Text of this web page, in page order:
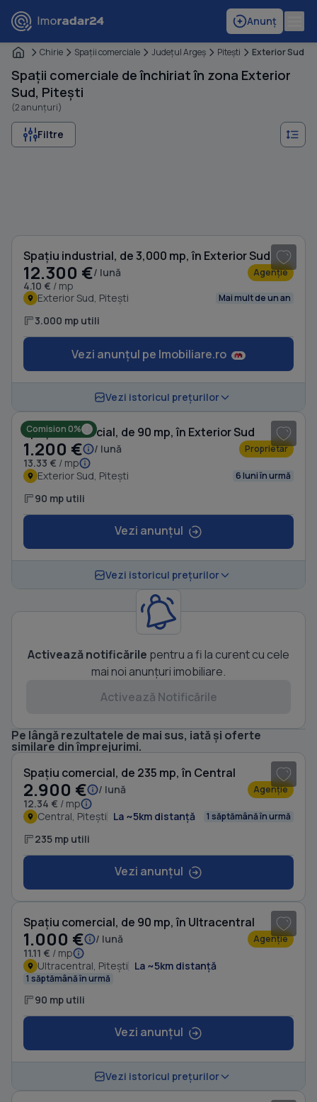
Anunț
Chirie Spaţii comerciale Judeţul Argeş Piteşti Exterior Sud
Spații comerciale de închiriat în zona Exterior
Sud, Pitești
(2 anunțuri)
Filtre
Spațiu industrial, de 3,000 mp, în Exterior Sud
12.300 €/ lună
4.10 € / mp
Agenție
Exterior Sud, Pitești Mai mult de un an
3.000 mp utili
Vezi anunțul pe Imobiliare.ro
Vezi istoricul prețurilor
Comision 0%
Spațiu comercial, de 90 mp, în Exterior Sud
1.200 €
/ lună
13.33 € / mp
Proprietar
Exterior Sud, Pitești 6 luni în urmă
90 mp utili
Vezi anunțul
Vezi istoricul prețurilor
Activează notificările pentru a fi la curent cu cele
mai noi anunțuri imobiliare.
Activează Notificările
Pe lângă rezultatele de mai sus, iată și oferte
similare din împrejurimi.
Spațiu comercial, de 235 mp, în Central
2.900 €
/ lună
12.34 € / mp
Agenție
Central, Pitești La ~5km distanță 1 săptămână în urmă
235 mp utili
Vezi anunțul
Spațiu comercial, de 90 mp, în Ultracentral
1.000 €
/ lună
11.11 € / mp
Agenție
Ultracentral, Pitești La ~5km distanță
1 săptămână în urmă
90 mp utili
Vezi anunțul
Vezi istoricul prețurilor